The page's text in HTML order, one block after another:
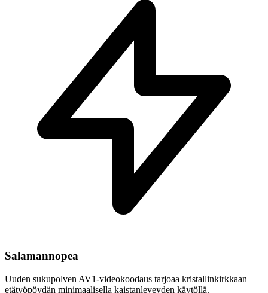
Salamannopea
Uuden sukupolven AV1-videokoodaus tarjoaa kristallinkirkkaan
etätyöpöydän minimaalisella kaistanleveyden käytöllä.